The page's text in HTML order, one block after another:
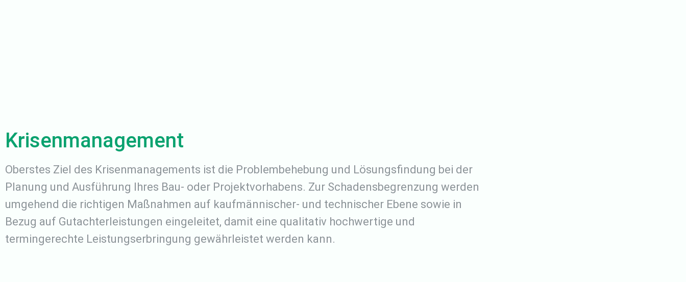
Krisenmanagement
Oberstes Ziel des Krisenmanagements ist die Problembehebung und Lösungsfindung bei der
Planung und Ausführung Ihres Bau- oder Projektvorhabens. Zur Schadensbegrenzung werden
umgehend die richtigen Maßnahmen auf kaufmännischer- und technischer Ebene sowie in
Bezug auf Gutachterleistungen eingeleitet, damit eine qualitativ hochwertige und
termingerechte Leistungserbringung gewährleistet werden kann.